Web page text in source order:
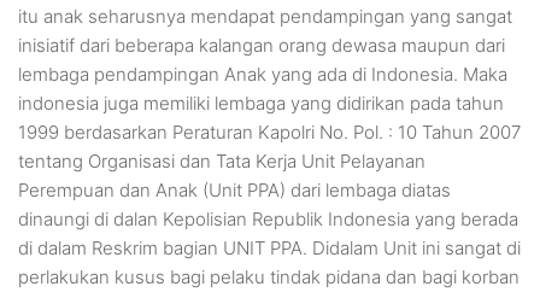
itu anak seharusnya mendapat pendampingan yang sangat
inisiatif dari beberapa kalangan orang dewasa maupun dari
lembaga pendampingan Anak yang ada di Indonesia. Maka
indonesia juga memiliki lembaga yang didirikan pada tahun
1999 berdasarkan Peraturan Kapolri No. Pol. : 10 Tahun 2007
tentang Organisasi dan Tata Kerja Unit Pelayanan
Perempuan dan Anak (Unit PPA) dari lembaga diatas
dinaungi di dalan Kepolisian Republik Indonesia yang berada
di dalam Reskrim bagian UNIT PPA. Didalam Unit ini sangat di
perlakukan kusus bagi pelaku tindak pidana dan bagi korban